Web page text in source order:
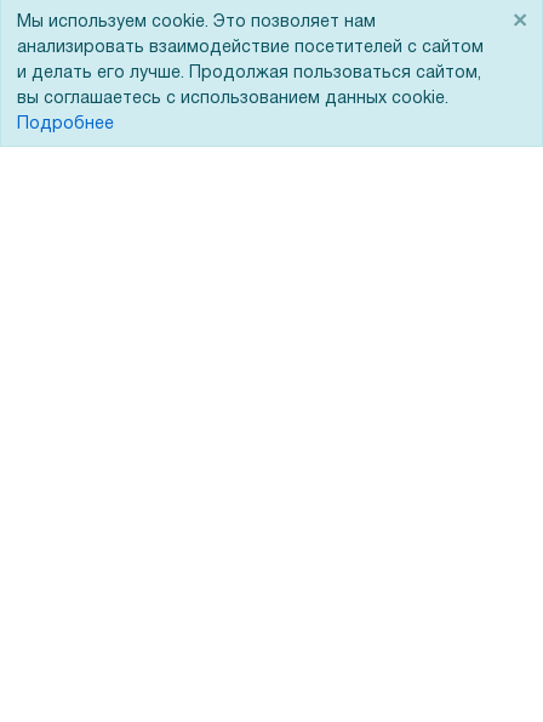
Помощь
Реквизиты
Мы используем cookie. Это позволяет нам
анализировать взаимодействие посетителей с сайтом
и делать его лучше. Продолжая пользоваться сайтом,
вы соглашаетесь с использованием данных cookie.
Подробнее
×